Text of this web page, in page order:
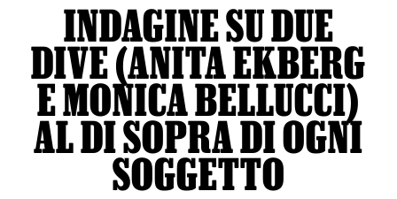
INDAGINE SU DUE
DIVE (ANITA EKBERG
E MONICA BELLUCCI)
AL DI SOPRA DI OGNI
SOGGETTO